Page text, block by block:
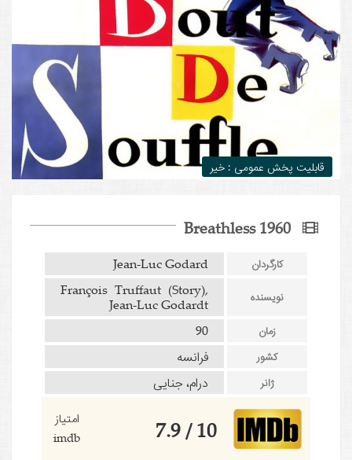
قابلیت پخش عمومی : خیر
Breathless 1960
کارگردان Jean-Luc Godard
نویسنده
François Truffaut (Story),
Jean-Luc Godardt
زمان 90
کشور فرانسه
ژانر درام، جنایی
10 / 7.9
امتیاز
imdb